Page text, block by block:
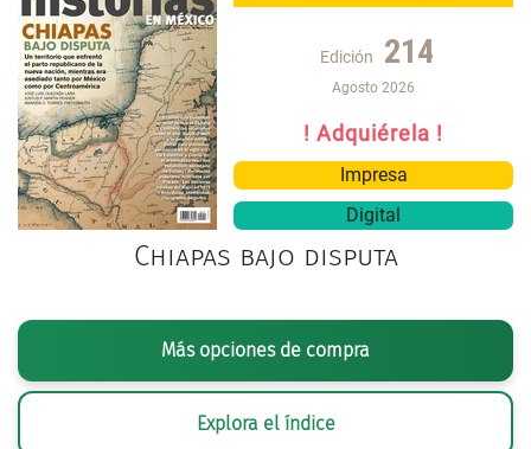
Edición 214
Agosto 2026
! Adquiérela !
Impresa
Digital
Chiapas bajo disputa
Más opciones de compra
Explora el índice